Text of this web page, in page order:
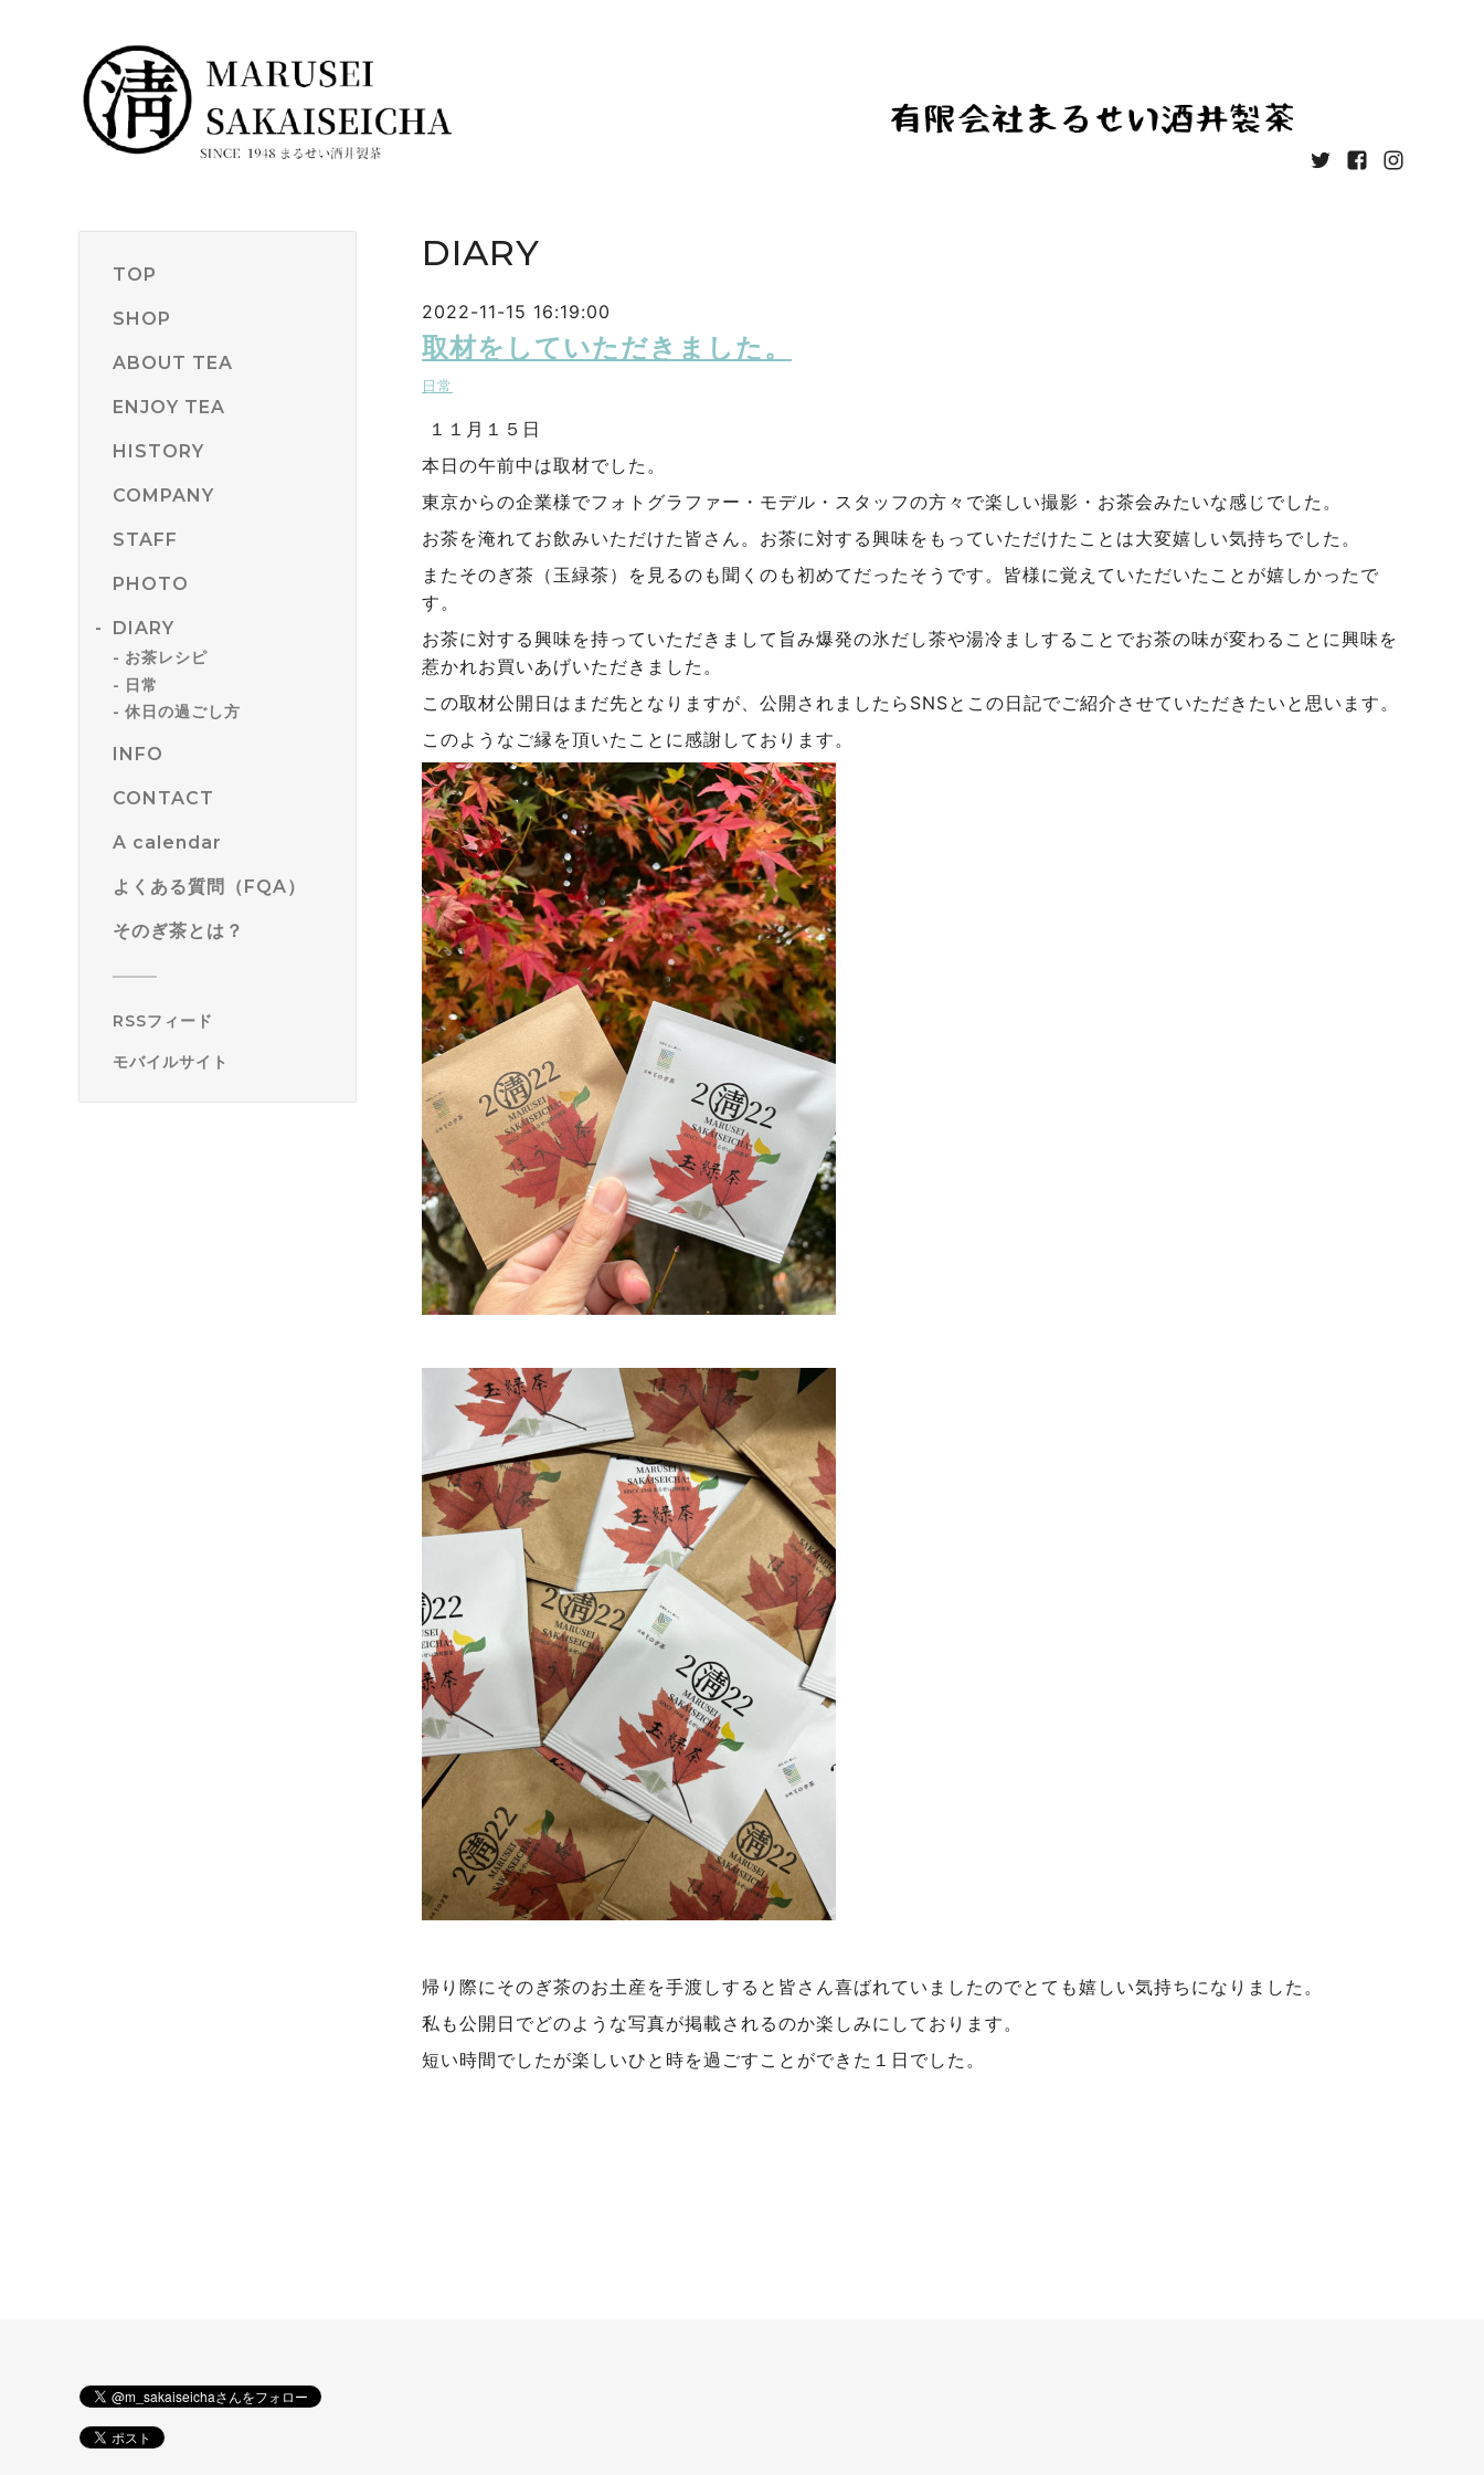
TOP
SHOP
ABOUT TEA
ENJOY TEA
HISTORY
COMPANY
STAFF
PHOTO
DIARY
お茶レシピ
日常
休日の過ごし方
INFO
CONTACT
A calendar
よくある質問（FQA）
そのぎ茶とは？
RSSフィード
モバイルサイト
DIARY
2022-11-15 16:19:00
取材をしていただきました。
日常
１１月１５日
本日の午前中は取材でした。
東京からの企業様でフォトグラファー・モデル・スタッフの方々で楽しい撮影・お茶会みたいな感じでした。
お茶を淹れてお飲みいただけた皆さん。お茶に対する興味をもっていただけたことは大変嬉しい気持ちでした。
またそのぎ茶（玉緑茶）を見るのも聞くのも初めてだったそうです。皆様に覚えていただいたことが嬉しかったで
す。
お茶に対する興味を持っていただきまして旨み爆発の氷だし茶や湯冷ましすることでお茶の味が変わることに興味を
惹かれお買いあげいただきました。
この取材公開日はまだ先となりますが、公開されましたらSNSとこの日記でご紹介させていただきたいと思います。
このようなご縁を頂いたことに感謝しております。
帰り際にそのぎ茶のお土産を手渡しすると皆さん喜ばれていましたのでとても嬉しい気持ちになりました。
私も公開日でどのような写真が掲載されるのか楽しみにしております。
短い時間でしたが楽しいひと時を過ごすことができた１日でした。